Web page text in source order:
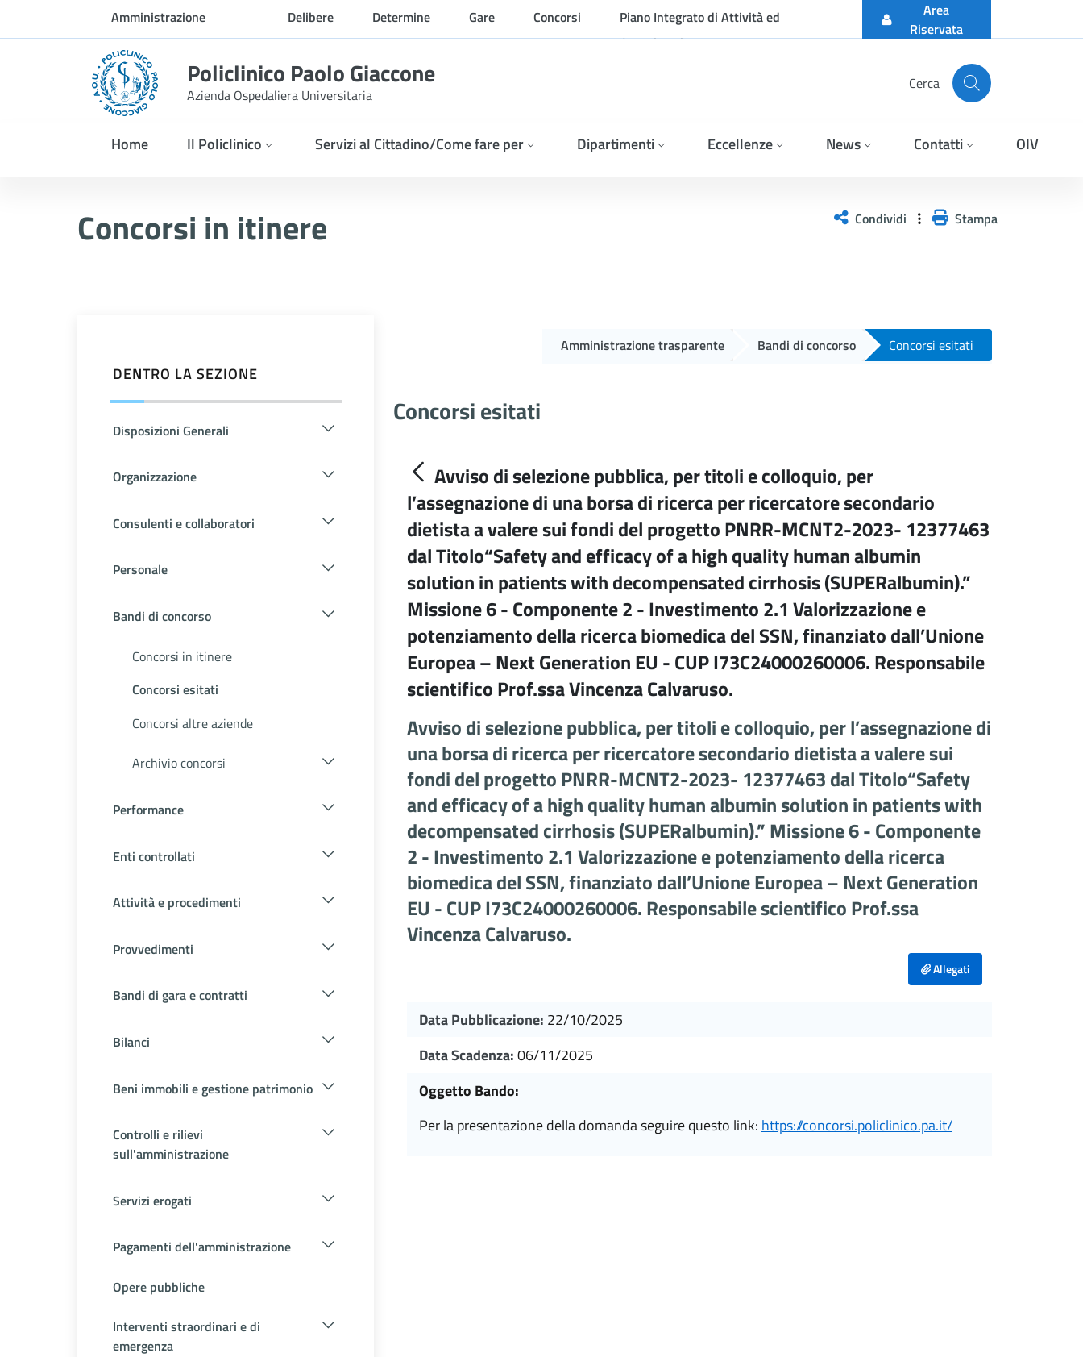
Skip to Main ContentAmministrazione
trasparente
Delibere Determine Gare Concorsi
Piano Integrato di Attività ed
Organizzazione
Area
Riservata
Policlinico Paolo Giaccone
Azienda Ospedaliera Universitaria
Cerca
Home Il Policlinico Servizi al Cittadino/Come fare per Dipartimenti Eccellenze News Contatti OIV
Concorsi in itinere Condividi Stampa
DENTRO LA SEZIONE
Disposizioni Generali
Organizzazione
Consulenti e collaboratori
Personale
Bandi di concorso
Concorsi in itinere
Concorsi esitati
Concorsi altre aziende
Archivio concorsi
Performance
Enti controllati
Attività e procedimenti
Provvedimenti
Bandi di gara e contratti
Bilanci
Beni immobili e gestione patrimonio
Controlli e rilievi
sull'amministrazione
Servizi erogati
Pagamenti dell'amministrazione
Opere pubbliche
Interventi straordinari e di
emergenza
Amministrazione trasparente Bandi di concorso Concorsi esitati
Concorsi esitati
Avviso di selezione pubblica, per titoli e colloquio, per
l’assegnazione di una borsa di ricerca per ricercatore secondario
dietista a valere sui fondi del progetto PNRR-MCNT2-2023- 12377463
dal Titolo“Safety and efficacy of a high quality human albumin
solution in patients with decompensated cirrhosis (SUPERalbumin).”
Missione 6 - Componente 2 - Investimento 2.1 Valorizzazione e
potenziamento della ricerca biomedica del SSN, finanziato dall’Unione
Europea – Next Generation EU - CUP I73C24000260006. Responsabile
scientifico Prof.ssa Vincenza Calvaruso.
Avviso di selezione pubblica, per titoli e colloquio, per l’assegnazione di
una borsa di ricerca per ricercatore secondario dietista a valere sui
fondi del progetto PNRR-MCNT2-2023- 12377463 dal Titolo“Safety
and efficacy of a high quality human albumin solution in patients with
decompensated cirrhosis (SUPERalbumin).” Missione 6 - Componente
2 - Investimento 2.1 Valorizzazione e potenziamento della ricerca
biomedica del SSN, finanziato dall’Unione Europea – Next Generation
EU - CUP I73C24000260006. Responsabile scientifico Prof.ssa
Vincenza Calvaruso.
Allegati
Data Pubblicazione: 22/10/2025
Data Scadenza:06/11/2025
Oggetto Bando:
per la presentazione della domanda seguire questo link: https://concorsi.policlinico.pa.it/